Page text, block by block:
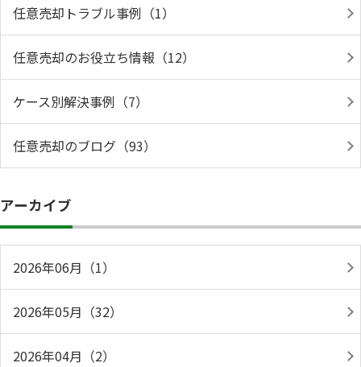
任意売却トラブル事例（1）
任意売却のお役立ち情報（12）
ケース別解決事例（7）
任意売却のブログ（93）
アーカイブ
2026年06月（1）
2026年05月（32）
2026年04月（2）